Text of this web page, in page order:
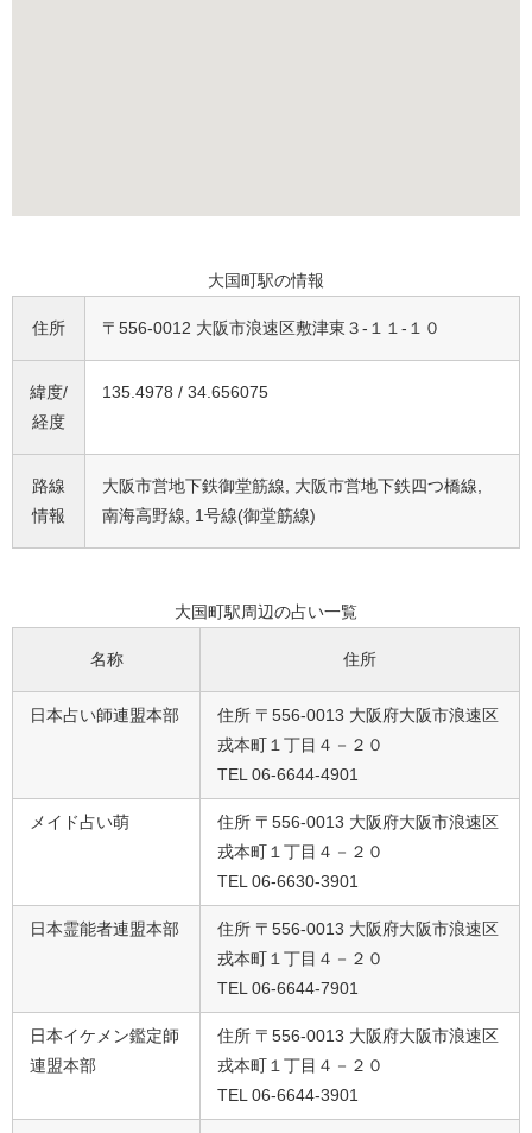
大国町駅の情報
住所 〒556-0012 大阪市浪速区敷津東３-１１-１０
緯度/
経度
135.4978 / 34.656075
路線
情報
大阪市営地下鉄御堂筋線, 大阪市営地下鉄四つ橋線,
南海高野線, 1号線(御堂筋線)
大国町駅周辺の占い一覧
名称 住所
日本占い師連盟本部
住所 〒556-0013 大阪府大阪市浪速区
戎本町１丁目４－２０
TEL 06-6644-4901
メイド占い萌
住所 〒556-0013 大阪府大阪市浪速区
戎本町１丁目４－２０
TEL 06-6630-3901
日本霊能者連盟本部
住所 〒556-0013 大阪府大阪市浪速区
戎本町１丁目４－２０
TEL 06-6644-7901
日本イケメン鑑定師
連盟本部
住所 〒556-0013 大阪府大阪市浪速区
戎本町１丁目４－２０
TEL 06-6644-3901